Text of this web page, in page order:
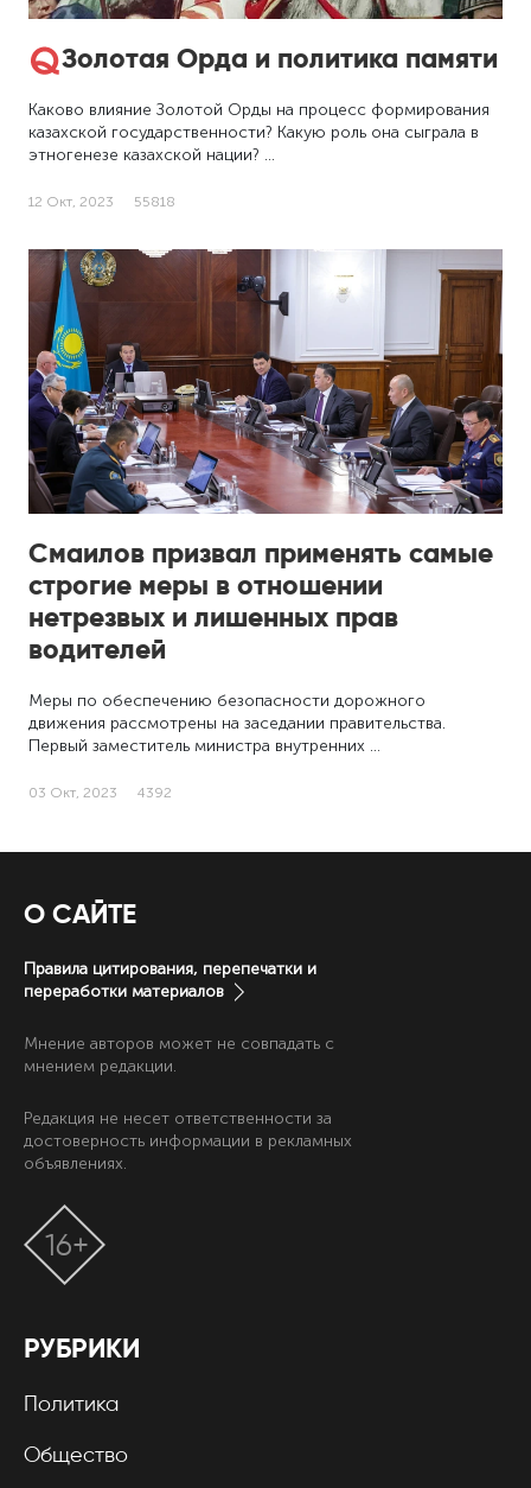
Золотая Орда и политика памяти
Каково влияние Золотой Орды на процесс формирования
казахской государственности? Какую роль она сыграла в
этногенезе казахской нации? …
12 Окт, 2023 55818
Смаилов призвал применять самые
строгие меры в отношении
нетрезвых и лишенных прав
водителей
Меры по обеспечению безопасности дорожного
движения рассмотрены на заседании правительства.
Первый заместитель министра внутренних …
03 Окт, 2023 4392
О САЙТЕ
Правила цитирования, перепечатки и
переработки материалов
Мнение авторов может не совпадать с
мнением редакции.
Редакция не несет ответственности за
достоверность информации в рекламных
объявлениях.
РУБРИКИ
Политика
Общество
16+